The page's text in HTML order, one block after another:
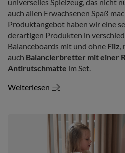
auch allen Erwachsenen Spaß
Produktangebot haben wir eine
derartigen Produkten in
Balanceboards mit und ohne Filz,
auch Balancierbretter mit einer
Antirutschmatte im Set.
Weiterlesen